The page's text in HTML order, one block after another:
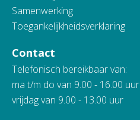
Samenwerking
Toegankelijkheidsverklaring
Contact
Telefonisch bereikbaar van:
ma t/m do van 9.00 - 16.00 uur
vrijdag van 9.00 - 13.00 uur